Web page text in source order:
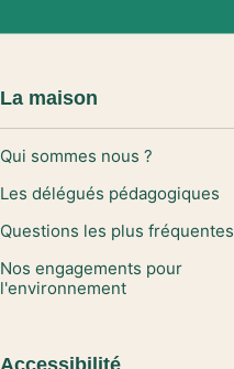
La maison
Qui sommes nous ?
Les délégués pédagogiques
Questions les plus fréquentes
Nos engagements pour
l'environnement
Accessibilité